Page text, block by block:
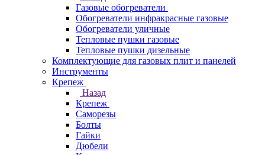
Газовые обогреватели
Обогреватели инфракрасные газовые
Обогреватели уличные
Тепловые пушки газовые
Тепловые пушки дизельные
Комплектующие для газовых плит и панелей
Инструменты
Крепеж
Назад
Крепеж
Саморезы
Болты
Гайки
Дюбели